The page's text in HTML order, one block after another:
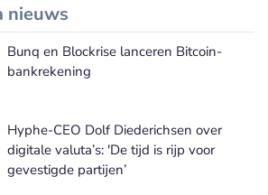
nieuws
Meer Virtuele valuta nieuws
Bunq en Blockrise lanceren Bitcoin-
bankrekening
Hyphe-CEO Dolf Diederichsen over
digitale valuta’s: 'De tijd is rijp voor
gevestigde partijen’